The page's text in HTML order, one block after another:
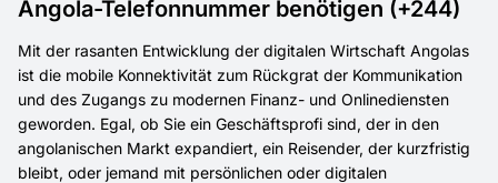
Angola-Telefonnummer benötigen (+244)
Mit der rasanten Entwicklung der digitalen Wirtschaft Angolas
ist die mobile Konnektivität zum Rückgrat der Kommunikation
und des Zugangs zu modernen Finanz- und Onlinediensten
geworden. Egal, ob Sie ein Geschäftsprofi sind, der in den
angolanischen Markt expandiert, ein Reisender, der kurzfristig
bleibt, oder jemand mit persönlichen oder digitalen